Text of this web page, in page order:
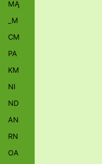
MĄ
_M
CM
PA
KM
NI
ND
AN
RN
OA